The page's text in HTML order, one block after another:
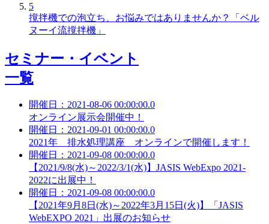
5
撹拌機での泡立ち、お悩みではありませんか？「ベル
ヌーイ流撹拌機」
セミナー・イベント
一覧
開催日：2021-08-06 00:00:00.0
オンライン展示会開催中！
開催日：2021-09-01 00:00:00.0
2021年 排水処理講座 オンラインで開催します！
開催日：2021-09-08 00:00:00.0
【2021/9/8(水)～2022/3/1(水)】JASIS WebExpo 2021-
2022に出展中！
開催日：2021-09-08 00:00:00.0
【2021年9月8日(水)～2022年3月15日(火)】「JASIS
WebEXPO 2021」出展のお知らせ